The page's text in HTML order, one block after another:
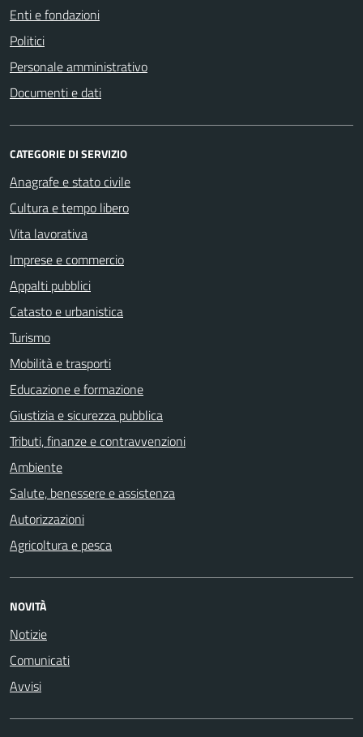
Enti e fondazioni
Politici
Personale amministrativo
Documenti e dati
CATEGORIE DI SERVIZIO
Anagrafe e stato civile
Cultura e tempo libero
Vita lavorativa
Imprese e commercio
Appalti pubblici
Catasto e urbanistica
Turismo
Mobilità e trasporti
Educazione e formazione
Giustizia e sicurezza pubblica
Tributi, finanze e contravvenzioni
Ambiente
Salute, benessere e assistenza
Autorizzazioni
Agricoltura e pesca
NOVITÀ
Notizie
Comunicati
Avvisi